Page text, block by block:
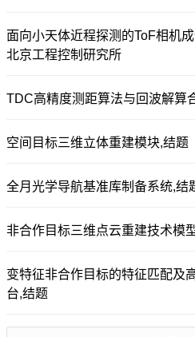
面向小天体近程探测的ToF相机
北京工程控制研究所
TDC高精度测距算法与回波解算
空间目标三维立体重建模块,结题
全月光学导航基准库制备系统,结
非合作目标三维点云重建技术模
变特征非合作目标的特征匹配及
台,结题